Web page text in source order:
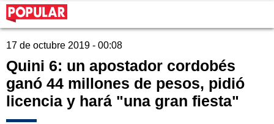
17 de octubre 2019 - 00:08
Quini 6: un apostador cordobés
ganó 44 millones de pesos, pidió
licencia y hará "una gran fiesta"